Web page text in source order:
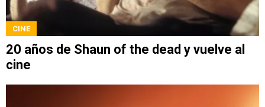
CINE
20 años de Shaun of the dead y vuelve al
cine